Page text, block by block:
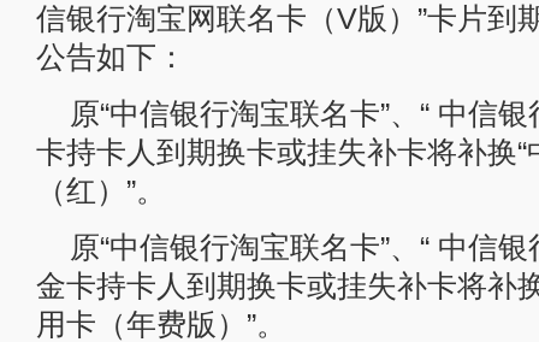
信银行淘宝网联名卡（V版）”卡片到
公告如下：
原“中信银行淘宝联名卡”、“ 中信
卡持卡人到期换卡或挂失补卡将补换“
（红）”。
原“中信银行淘宝联名卡”、“ 中信
金卡持卡人到期换卡或挂失补卡将补
用卡（年费版）”。